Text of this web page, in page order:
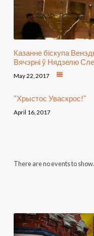
Казанне біскупа
Вячэрні ў Нядзелю
May 22, 2017
“Хрыстос Уваскрос!”
April 16, 2017
There are no events to show.